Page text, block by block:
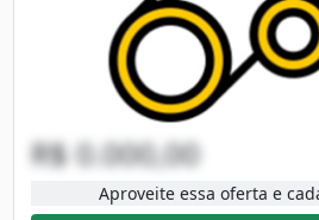
R$ 0.000,00
Aproveite essa oferta e